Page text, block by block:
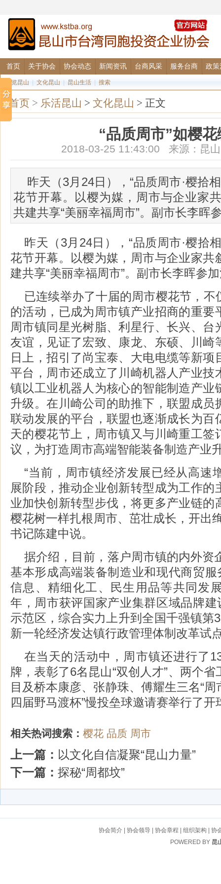
首页 关于协会 协会动态 新闻资讯 台商风采 服务台商 政策
图览昆山 文化昆山 昆山生活 搜索
首页 > 乐活昆山 > 文化昆山 > 正文
“品质周市”如樱
2018-03-25 11:43:00 来源：昆
昨天（3月24日），“品质周市·樱拾
花节开幕。以樱为媒，周市与企业家
共建共享“美丽幸福周市”。副市长李晖
昨天（3月24日），“品质周市·樱拾
花节开幕。以樱为媒，周市与企业家共
建共享“美丽幸福周市”。副市长李晖参
已连续举办了十届的周市樱花节，不
的活动，已成为周市镇产业招商的重要
周市镇同星光树脂、利星行、长兴、台
友谊，见证了宏致、康龙、东硕、川崎
日上，招引了尚宝泰、大电电缆等新项
平台，周市还成立了川崎机器人产业技
镇以工业机器人为核心的智能制造产业
升级。在川崎公司的助推下，联盟成员
联动发展的平台，联盟也逐渐成长为百
天的樱花节上，周市镇又与川崎重工签
议，为打造周市高端智能装备制造产业
“当前，周市镇经济发展已经从高速
展阶段，推动企业创新转型成为工作的
业加快创新转型步伐，将更多产业链的
樱花树一样扎根周市、茁壮成长，开出
书记陈建中说。
据介绍，目前，落户周市镇的内外资
基本形成高端装备制造业和现代商贸服
信息、精细化工、民生用品等共同发
年，周市获评国家产业集群区域品牌建
示范区，综合实力上升到全国千强镇第
新一轮经济发达镇行政管理体制改革试
在当天的活动中，周市镇还进行了
牌，表彰了6名昆山“双创人才”、两个
目及桥本康彦、张静珠、傅耀生三名“周
四届野马渡杯”慢投垒球邀请赛举行了开
相关热词搜索： 樱花 品质 周市
上一篇： 以文化自信凝聚“昆山力量”
下一篇： 探秘“周都坟”
协会简介 |协会领导 |协会章程 |组织架构 |协
POWERED BY 昆